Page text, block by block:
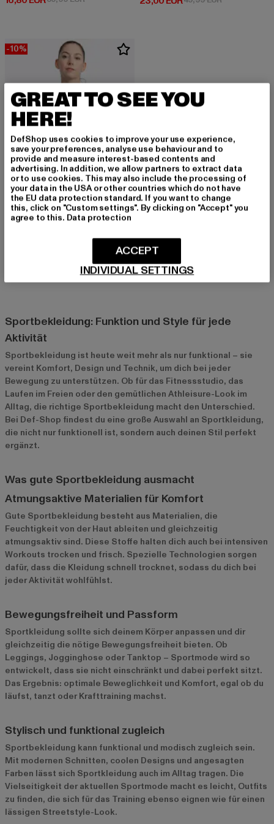
-10%
Derzeitiger Preis: 22,49 EUR
Sportbekleidung: Funktion und Style für jede
Aktivität
Sportbekleidung ist heute weit mehr als nur funktional – sie
vereint Komfort, Design und Technik, um dich bei jeder
Bewegung zu unterstützen. Ob für das Fitnessstudio, das
Laufen im Freien oder den gemütlichen Athleisure-Look im
Alltag, die richtige Sportbekleidung macht den Unterschied.
Bei Def-Shop findest du eine große Auswahl an Sportkleidung,
die nicht nur funktionell ist, sondern auch deinen Stil perfekt
ergänzt.
Was gute Sportbekleidung ausmacht
Atmungsaktive Materialien für Komfort
Gute Sportbekleidung besteht aus Materialien, die
Feuchtigkeit von der Haut ableiten und gleichzeitig
atmungsaktiv sind. Diese Stoffe halten dich auch bei intensiven
Workouts trocken und frisch. Spezielle Technologien sorgen
dafür, dass die Kleidung schnell trocknet, sodass du dich bei
jeder Aktivität wohlfühlst.
Bewegungsfreiheit und Passform
Sportkleidung sollte sich deinem Körper anpassen und dir
gleichzeitig die nötige Bewegungsfreiheit bieten. Ob
Leggings, Jogginghose oder Tanktop – Sportmode wird so
entwickelt, dass sie nicht einschränkt und dabei perfekt sitzt.
Das Ergebnis: optimale Beweglichkeit und Komfort, egal ob du
läufst, tanzt oder Krafttraining machst.
Stylisch und funktional zugleich
Sportbekleidung kann funktional und modisch zugleich sein.
Mit modernen Schnitten, coolen Designs und angesagten
Farben lässt sich Sportkleidung auch im Alltag tragen. Die
Vielseitigkeit der aktuellen Sportmode macht es leicht, Outfits
zu finden, die sich für das Training ebenso eignen wie für einen
lässigen Streetstyle-Look.
GREAT TO SEE YOU
HERE!
DefShop uses cookies to improve your use experience,
save your preferences, analyse use behaviour and to
provide and measure interest-based contents and
advertising. In addition, we allow partners to extract data
or to use cookies. This may also include the processing of
your data in the USA or other countries which do not have
the EU data protection standard. If you want to change
this, click on "Custom settings". By clicking on "Accept" you
agree to this. Data protection
INDIVIDUAL SETTINGS
ACCEPT